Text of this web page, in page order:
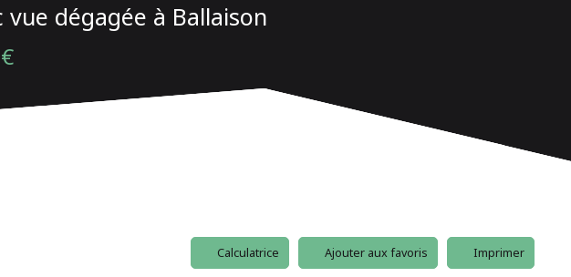
dégagée à Ballaison
€
Calculatrice Ajouter aux favoris Imprimer